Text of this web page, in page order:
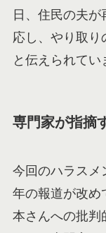
日、住民の夫
応し、やり取り
と伝えられてい
専門家が指摘
今回のハラスメ
年の報道が改め
本さんへの批判